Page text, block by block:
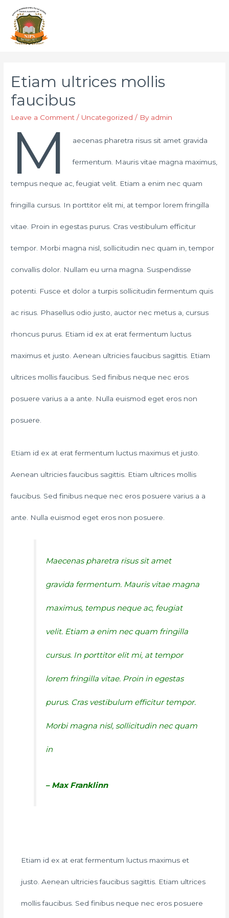
Etiam ultrices mollis
faucibus
Leave a Comment / Uncategorized / By admin
M aecenas pharetra risus sit amet gravida
fermentum. Mauris vitae magna maximus,
tempus neque ac, feugiat velit. Etiam a enim nec quam
fringilla cursus. In porttitor elit mi, at tempor lorem fringilla
vitae. Proin in egestas purus. Cras vestibulum efficitur
tempor. Morbi magna nisl, sollicitudin nec quam in, tempor
convallis dolor. Nullam eu urna magna. Suspendisse
potenti. Fusce et dolor a turpis sollicitudin fermentum quis
ac risus. Phasellus odio justo, auctor nec metus a, cursus
rhoncus purus. Etiam id ex at erat fermentum luctus
maximus et justo. Aenean ultricies faucibus sagittis. Etiam
ultrices mollis faucibus. Sed finibus neque nec eros
posuere varius a a ante. Nulla euismod eget eros non
posuere.
Etiam id ex at erat fermentum luctus maximus et justo.
Aenean ultricies faucibus sagittis. Etiam ultrices mollis
faucibus. Sed finibus neque nec eros posuere varius a a
ante. Nulla euismod eget eros non posuere.
Maecenas pharetra risus sit amet
gravida fermentum. Mauris vitae magna
maximus, tempus neque ac, feugiat
velit. Etiam a enim nec quam fringilla
cursus. In porttitor elit mi, at tempor
lorem fringilla vitae. Proin in egestas
purus. Cras vestibulum efficitur tempor.
Morbi magna nisl, sollicitudin nec quam
in
– Max Franklinn
Etiam id ex at erat fermentum luctus maximus et
justo. Aenean ultricies faucibus sagittis. Etiam ultrices
mollis faucibus. Sed finibus neque nec eros posuere